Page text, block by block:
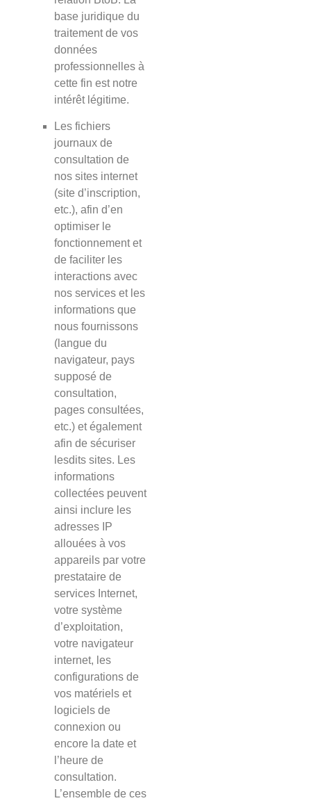
base juridique du
traitement de vos
données
professionnelles à
cette fin est notre
intérêt légitime.
Les fichiers
journaux de
consultation de
nos sites internet
(site d’inscription,
etc.), afin d’en
optimiser le
fonctionnement et
de faciliter les
interactions avec
nos services et les
informations que
nous fournissons
(langue du
navigateur, pays
supposé de
consultation,
pages consultées,
etc.) et également
afin de sécuriser
lesdits sites. Les
informations
collectées peuvent
ainsi inclure les
adresses IP
allouées à vos
appareils par votre
prestataire de
services Internet,
votre système
d’exploitation,
votre navigateur
internet, les
configurations de
vos matériels et
logiciels de
connexion ou
encore la date et
l’heure de
consultation.
L’ensemble de ces